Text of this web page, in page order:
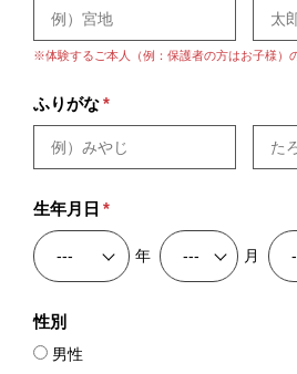
※体験するご本人（例：保護者の方はお子様）
ふりがな*
生年月日 *
年 月
性別
男性